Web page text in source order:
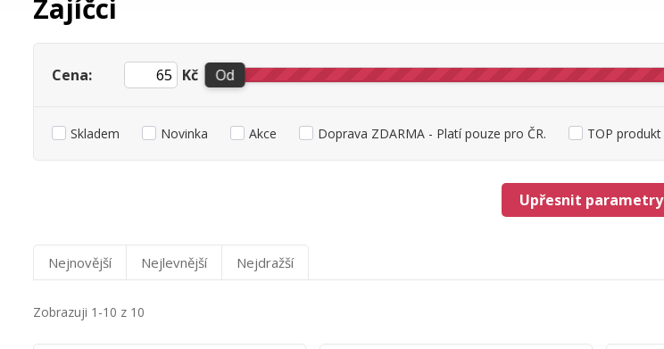
Zajíčci
Upřesnit parametry
Cena: Kč Od
Skladem Novinka Akce Doprava ZDARMA - Platí pouze pro ČR. TOP produkt
Nejnovější Nejlevnější Nejdražší
Zobrazuji 1-10 z 10